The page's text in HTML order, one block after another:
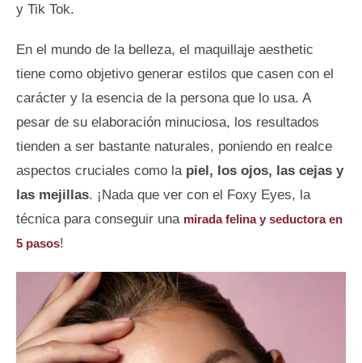
y Tik Tok.
En el mundo de la belleza, el maquillaje aesthetic
tiene como objetivo generar estilos que casen con el
carácter y la esencia de la persona que lo usa. A
pesar de su elaboración minuciosa, los resultados
tienden a ser bastante naturales, poniendo en realce
aspectos cruciales como la piel, los ojos, las cejas y
las mejillas. ¡Nada que ver con el Foxy Eyes, la
técnica para conseguir una mirada felina y seductora en
5 pasos!